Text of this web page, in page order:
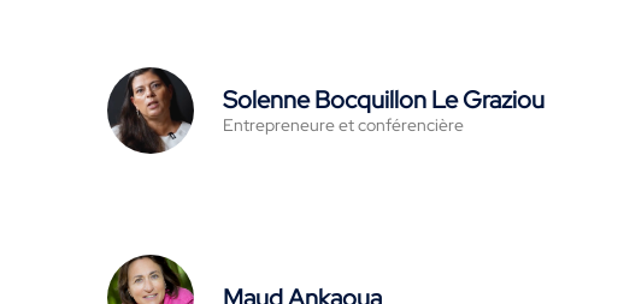
Solenne Bocquillon Le Graziou
Entrepreneure et conférencière
Maud Ankaoua